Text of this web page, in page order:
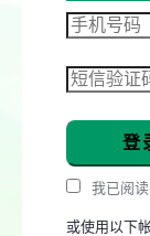
登
我已阅
或使用以下